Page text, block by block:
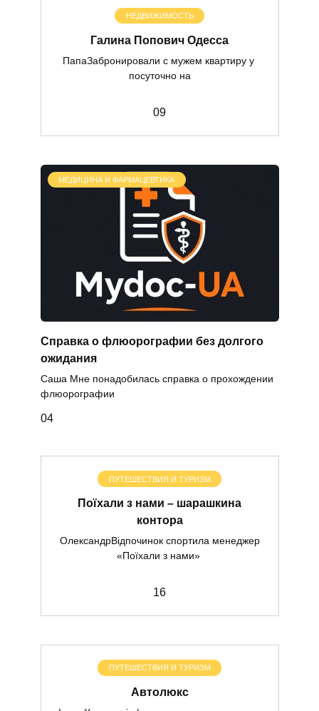
НЕДВИЖИМОСТЬ
Галина Попович Одесса
ПапаЗабронировали с мужем квартиру у
посуточно на
09
МЕДИЦИНА И ФАРМАЦЕВТИКА
Справка о флюорографии без долгого
ожидания
Саша Мне понадобилась справка о прохождении
флюорографии
04
ПУТЕШЕСТВИЯ И ТУРИЗМ
Поїхали з нами – шарашкина
контора
ОлександрВідпочинок спортила менеджер
«Поїхали з нами»
16
ПУТЕШЕСТВИЯ И ТУРИЗМ
Автолюкс